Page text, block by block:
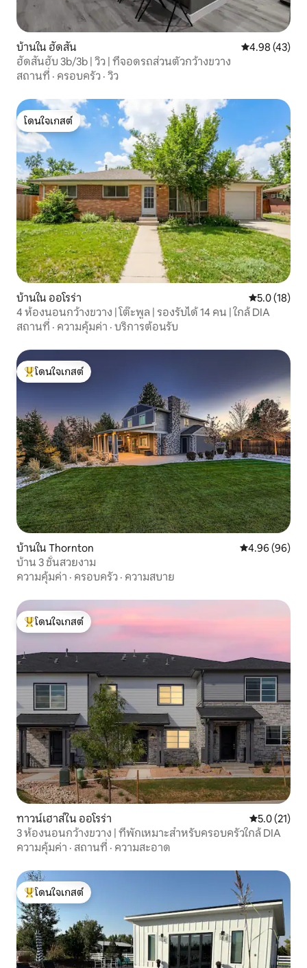
บ้านใน ฮัดสัน คะแนนเฉลี่ย
4.98 (43)
ฮัดสันฮับ 3b/3b | วิว | ที่จอดรถส่วนตัวกว้างขวาง
สถานที่ · ครอบครัว · วิว
โดนใจเกสต์
โดนใจเกสต์
บ้านใน ออโรร่า คะแนนเฉลี่ย
5.0 (18)
4 ห้องนอนกว้างขวาง | โต๊ะพูล | รองรับได้ 14 คน | ใกล้ DIA
สถานที่ · ความคุ้มค่า · บริการต้อนรับ
โดนใจเกสต์ที่สุด
โดนใจเกสต์
บ้านใน Thornton คะแนนเฉลี่ย
4.96 (96)
บ้าน 3 ชั้นสวยงาม
ความคุ้มค่า · ครอบครัว · ความสบาย
โดนใจเกสต์ที่สุด
โดนใจเกสต์
ทาวน์เฮาส์ใน ออโรร่า คะแนนเฉลี่ย
5.0 (21)
3 ห้องนอนกว้างขวาง | ที่พักเหมาะสำหรับครอบครัวใกล้ DIA
ความคุ้มค่า · สถานที่ · ความสะอาด
โดนใจเกสต์ที่สุด
โดนใจเกสต์